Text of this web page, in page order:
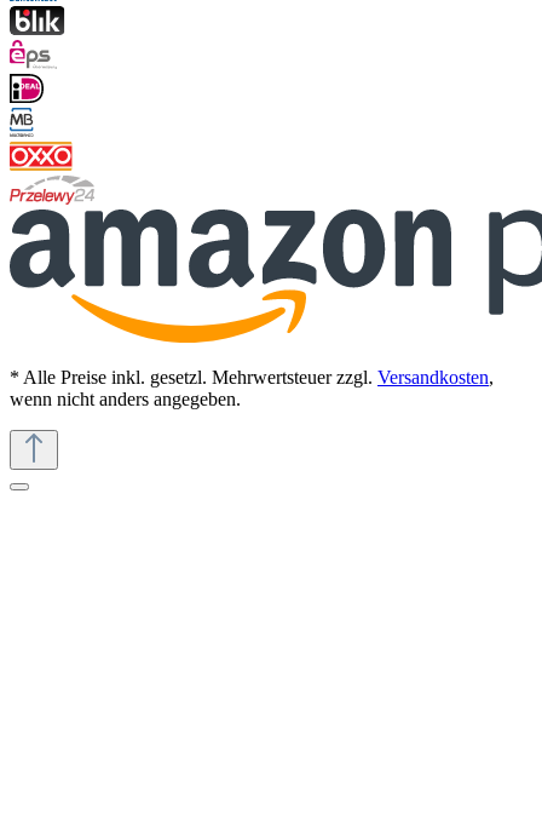
* Alle Preise inkl. gesetzl. Mehrwertsteuer zzgl. Versandkosten,
wenn nicht anders angegeben.